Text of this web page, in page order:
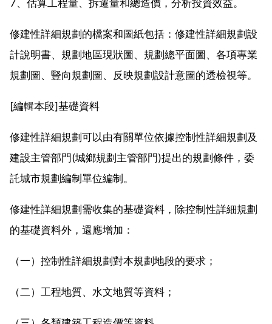
7、估算工程量、拆遷量和總造價，分析投資效益。
修建性詳細規劃的檔案和圖紙包括：修建性詳細規劃設
計說明書、規劃地區現狀圖、規劃總平面圖、各項專業
規劃圖、豎向規劃圖、反映規劃設計意圖的透檢視等。
[編輯本段]基礎資料
修建性詳細規劃可以由有關單位依據控制性詳細規劃及
建設主管部門(城鄉規劃主管部門)提出的規劃條件，委
託城市規劃編制單位編制。
修建性詳細規劃需收集的基礎資料，除控制性詳細規劃
的基礎資料外，還應增加：
（一）控制性詳細規劃對本規劃地段的要求；
（二）工程地質、水文地質等資料；